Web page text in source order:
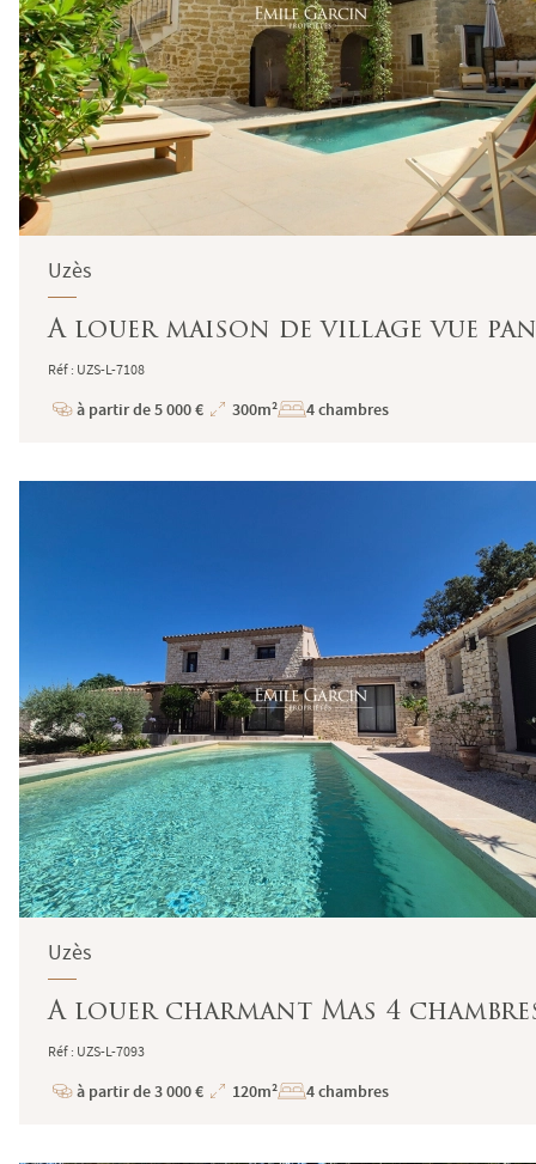
Uzès
A louer maison de village vue
Réf : UZS-L-7108
Prix
à partir de 5 000 €
Superficie
300m² 4 chambres
Uzès
A louer charmant Mas 4
Réf : UZS-L-7093
Prix
à partir de 3 000 €
Superficie
120m² 4 chambres